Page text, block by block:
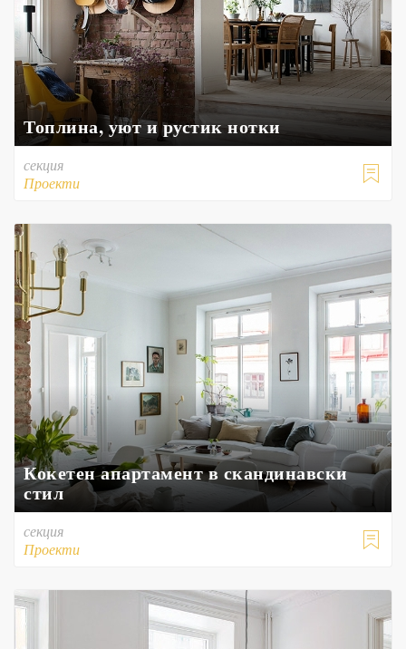
Топлина, уют и рустик нотки

секция
Проекти
Кокетен апартамент в скандинавски
стил

секция
Проекти